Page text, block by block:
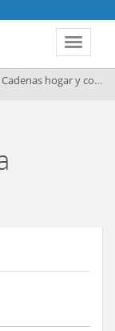
Toggle
Cadenas hogar y construccion